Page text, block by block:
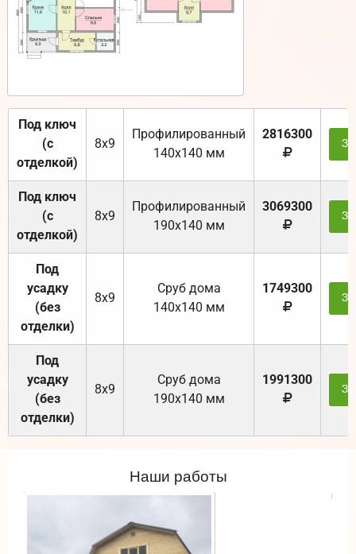
Под ключ
(с
отделкой)
8х9
Профилированный
140х140 мм
2816300
Под ключ
(с
отделкой)
8х9
Профилированный
190х140 мм
3069300
Под
усадку
(без
отделки)
8х9
Cруб дома
140х140 мм
1749300
Под
усадку
(без
отделки)
8х9
Cруб дома
190х140 мм
1991300
Наши работы